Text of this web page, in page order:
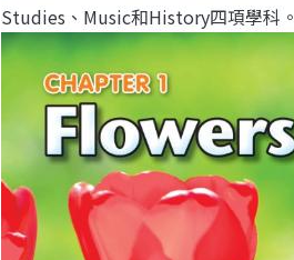
Studies、Music和History四項學科。